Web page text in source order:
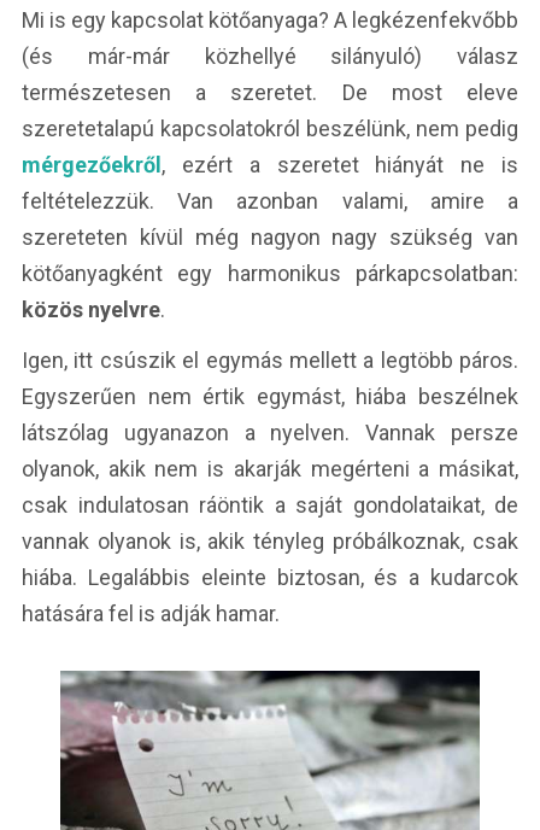
Mi is egy kapcsolat kötőanyaga? A legkézenfekvőbb
(és már-már közhellyé silányuló) válasz
természetesen a szeretet. De most eleve
szeretetalapú kapcsolatokról beszélünk, nem pedig
mérgezőekről, ezért a szeretet hiányát ne is
feltételezzük. Van azonban valami, amire a
szereteten kívül még nagyon nagy szükség van
kötőanyagként egy harmonikus párkapcsolatban:
közös nyelvre.
Igen, itt csúszik el egymás mellett a legtöbb páros.
Egyszerűen nem értik egymást, hiába beszélnek
látszólag ugyanazon a nyelven. Vannak persze
olyanok, akik nem is akarják megérteni a másikat,
csak indulatosan ráöntik a saját gondolataikat, de
vannak olyanok is, akik tényleg próbálkoznak, csak
hiába. Legalábbis eleinte biztosan, és a kudarcok
hatására fel is adják hamar.